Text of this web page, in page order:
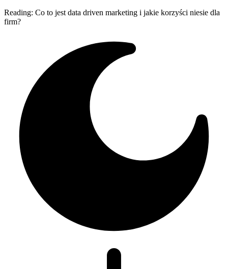
Reading: Co to jest data driven marketing i jakie korzyści niesie dla
firm?